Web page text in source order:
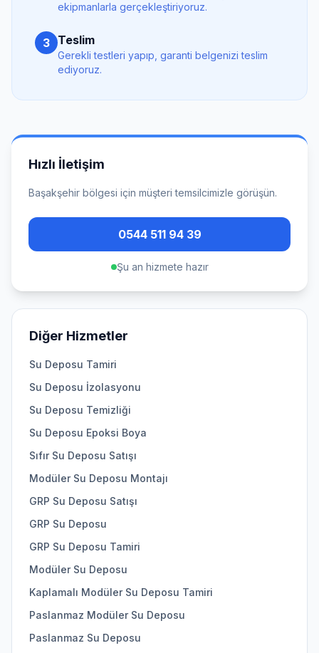
ekipmanlarla gerçekleştiriyoruz.
3 Teslim
Gerekli testleri yapıp, garanti belgenizi teslim
ediyoruz.
Hızlı İletişim
Başakşehir bölgesi için müşteri temsilcimizle görüşün.
0544 511 94 39
Şu an hizmete hazır
Diğer Hizmetler
Su Deposu Tamiri
Su Deposu İzolasyonu
Su Deposu Temizliği
Su Deposu Epoksi Boya
Sıfır Su Deposu Satışı
Modüler Su Deposu Montajı
GRP Su Deposu Satışı
GRP Su Deposu
GRP Su Deposu Tamiri
Modüler Su Deposu
Kaplamalı Modüler Su Deposu Tamiri
Paslanmaz Modüler Su Deposu
Paslanmaz Su Deposu